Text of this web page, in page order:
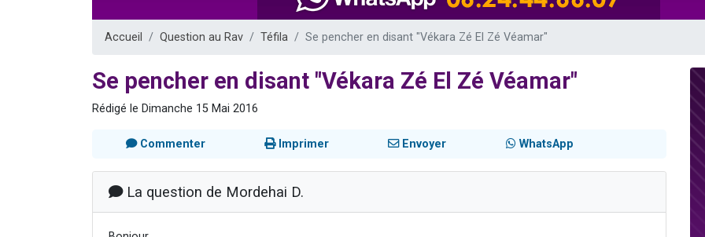
Accueil Question au Rav Téfila Se pencher en disant "Vékara Zé El Zé Véamar"
Se pencher en disant "Vékara Zé El Zé Véamar"
Rédigé le Dimanche 15 Mai 2016
Commenter Imprimer Envoyer WhatsApp
La question de Mordehai D.